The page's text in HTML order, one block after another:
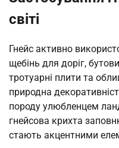
світі
Гнейс активно
щебінь для доріг,
тротуарні плити та
природна
породу улюбленцем
гнейсова крихта
стають акцентними